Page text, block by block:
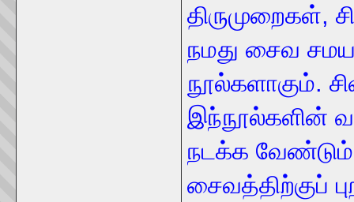
திருமுறைகள்,
நமது சைவ
நூல்களாகும்.
இந்நூல்களின்
நடக்க
சைவத்திற்குப்